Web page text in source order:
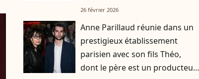
26 février 2026
Anne Parillaud réunie dans un
prestigieux établissement
parisien avec son fils Théo,
dont le père est un producteur